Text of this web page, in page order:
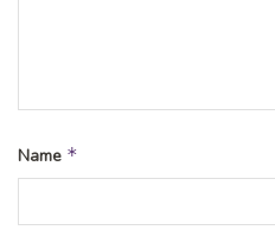
Name *